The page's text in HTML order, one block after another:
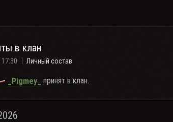
в клан
17:30 Личный состав
_Pigmey_ принят в клан.